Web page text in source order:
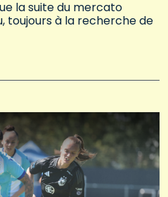
la suite du mercato
toujours à la recherche de